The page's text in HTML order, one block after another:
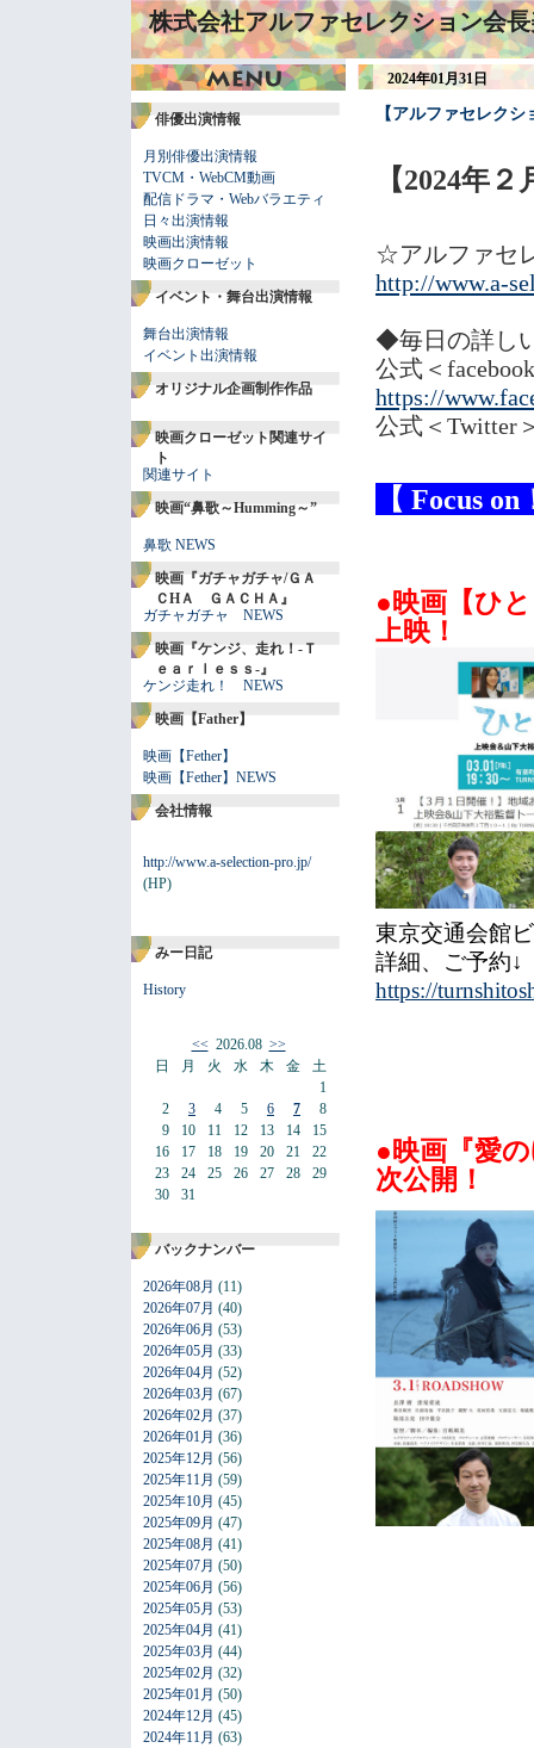
株式会社アルファセレクション会
俳優出演情報
月別俳優出演情報
TVCM・WebCM動画
配信ドラマ・Webバラエティ
日々出演情報
映画出演情報
映画クローゼット
イベント・舞台出演情報
舞台出演情報
イベント出演情報
オリジナル企画制作作品
映画クローゼット関連サイ
ト
関連サイト
映画“鼻歌～Humming～”
鼻歌 NEWS
映画『ガチャガチャ/ＧＡ
ＣHＡ ＧＡＣＨＡ』
ガチャガチャ NEWS
映画『ケンジ、走れ！-Ｔ
ｅａｒｌｅｓｓ-』
ケンジ走れ！ NEWS
映画【Father】
映画【Fether】
映画【Fether】NEWS
会社情報
http://www.a-selection-pro.jp/
(HP)
みー日記
History
<<2026.08 >>
日
2
9
16
23
30
月
3
10
17
24
31
火
4
11
18
25
水
5
12
19
26
木
6
13
20
27
金
7
14
21
28
土
1
8
15
22
29
バックナンバー
2026年08月 (11)
2026年07月 (40)
2026年06月 (53)
2026年05月 (33)
2026年04月 (52)
2026年03月 (67)
2026年02月 (37)
2026年01月 (36)
2025年12月 (56)
2025年11月 (59)
2025年10月 (45)
2025年09月 (47)
2025年08月 (41)
2025年07月 (50)
2025年06月 (56)
2025年05月 (53)
2025年04月 (41)
2025年03月 (44)
2025年02月 (32)
2025年01月 (50)
2024年12月 (45)
2024年11月 (63)
2024年01月31日
【アルファセレク
【2024年
☆アルファセ
http://www.a-
◆毎日の詳し
公式＜
https://
公式＜
【 Focus on
●映画【ひ
上映！
東京交通会館
詳細、ご予約↓
https://
●映画『愛
次公開！